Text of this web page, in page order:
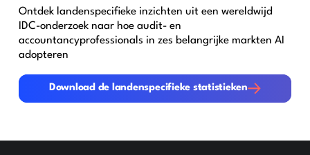
Ontdek landenspecifieke inzichten uit een wereldwijd
IDC-onderzoek naar hoe audit- en
accountancyprofessionals in zes belangrijke markten AI
adopteren
Download de landenspecifieke statistieken
Download de landenspecifieke statistieken